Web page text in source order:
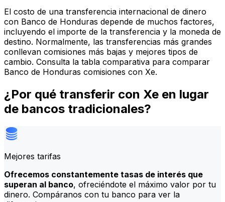
El costo de una transferencia internacional de dinero
con Banco de Honduras depende de muchos factores,
incluyendo el importe de la transferencia y la moneda de
destino. Normalmente, las transferencias más grandes
conllevan comisiones más bajas y mejores tipos de
cambio. Consulta la tabla comparativa para comparar
Banco de Honduras comisiones con Xe.
¿Por qué transferir con Xe en lugar
de bancos tradicionales?
Mejores tarifas
Ofrecemos constantemente tasas de interés que
superan al banco, ofreciéndote el máximo valor por tu
dinero. Compáranos con tu banco para ver la